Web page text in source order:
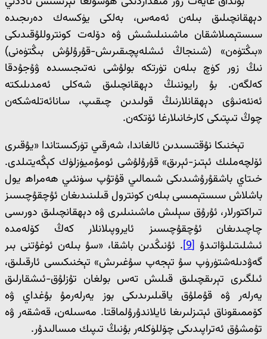
دېھقانچىلىق بىلەن ئەمەس، بەلكى يۈكسەك دەرىجىدە
سىستېمىلاشقان ماشىنىلىشىش ۋە دۆلەت كونتروللۇقىدىكى
«بىڭتۈەن» (شىنجاڭ ئىشلەپچىقىرىش-قۇرۇلۇش بىڭتۈەنى)
نىڭ زور كۈچ بىلەن تۈرتكە بولۇشى نەتىجىسىدە ۋۇجۇدقا
كەلگەن. بۇ رايوننىڭ دېھقانچىلىق شەكلى ئەمدىلىكتە
ئەنئەنىۋى دېھقانلارنىڭ قولىدىن چىقىپ، سانائەتلەشكەن
چوڭ تىپتىكى كارخانىلارغا ئۆتكەن.
تېخنىكا نۇقتىسىدىن ئالغاندا، شەرقىي تۈركىستاندا «يۇقىرى
ئۆلچەملىك ئېتىز-ئېرىق» قۇرۇلۇشى ئومۇميۈزلۈك كېڭەيتىلدى.
خىتاي باشقۇرۇشىدىكى شىمالىي قۇتۇپ سۈنئىي ھەمراھ يول
باشلاش سىستېمىسى بىلەن كونترول قىلىنىدىغان ئۇچقۇچىسىز
تىراكتورلار، ئۇرۇق سېلىش ماشىنىلىرى ۋە دېھقانچىلىق دورىسى
چاچىدىغان ئۇچقۇچىسىز ئايروپىلانلار كەڭ كۆلەمدە
ئىشلىتىلىۋاتىدۇ [9] . ئۇنىڭدىن باشقا، «سۇ بىلەن ئوغۇتنى بىر
گەۋدىلەشتۈرۈپ سۇ تېجەپ سۇغىرىش» تېخنىكىسى ئارقىلىق،
ئىلگىرى تېرىقچىلىق قىلىش تەس بولغان تۇزلۇق-ئىشقارلىق
يەرلەر ۋە قۇملۇق ياقىلىرىدىكى بوز يەرلەرمۇ بۇغداي ۋە
كۆممىقوناق ئېتىزلىرىغا ئايلاندۇرۇلماقتا. مەسىلەن، قەشقەر ۋە
تۇمشۇق ئەتراپىدىكى چۆللۈكلەر بۇنىڭ تىپىك مىسالىدۇر.